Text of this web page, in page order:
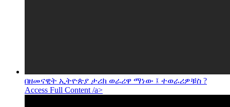
በዘመናዊት ኢትዮጵያ ታሪክ ወራሪዋ ማነው ፤ ተወራሪዎቹስ ?
Access Full Content /a>